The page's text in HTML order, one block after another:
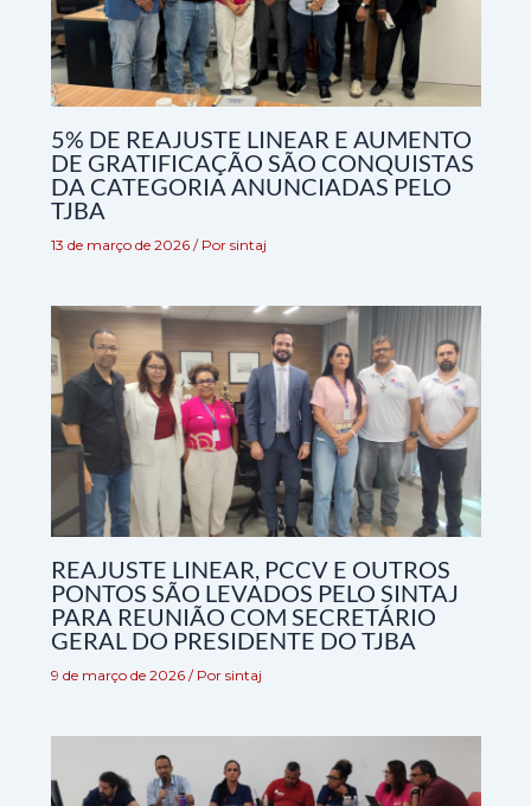
5% DE REAJUSTE LINEAR E AUMENTO
DE GRATIFICAÇÃO SÃO CONQUISTAS
DA CATEGORIA ANUNCIADAS PELO
TJBA
13 de março de 2026 / Por sintaj
REAJUSTE LINEAR, PCCV E OUTROS
PONTOS SÃO LEVADOS PELO SINTAJ
PARA REUNIÃO COM SECRETÁRIO
GERAL DO PRESIDENTE DO TJBA
9 de março de 2026 / Por sintaj